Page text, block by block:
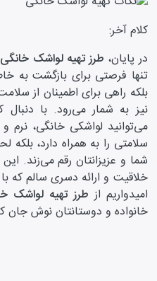
کلام آخر:
در پایان، طرز تهیه لواشک خانگی
تنها فرصتی برای بازگشت به
بلکه راهی برای اطمینان از
نیز به شمار می‌رود. با
می‌توانید لواشکی خانگی، نرم
سلامتی را به همراه دارد، بلکه
شما و عزیزانتان رقم می‌زند.
خلاقیت و ارائه دسری سالم که
امیدواریم از طرز تهیه لواشک
خانواده و دوستانتان نوش جان